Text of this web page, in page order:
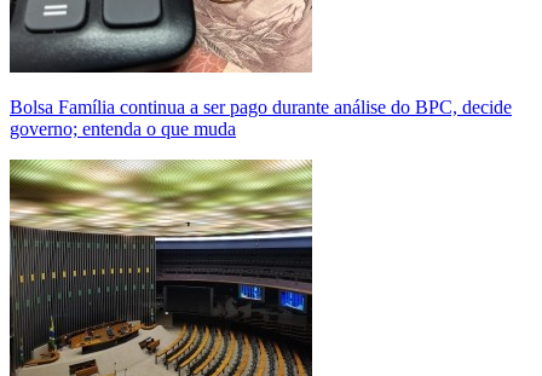
Bolsa Família continua a ser pago durante análise do BPC, decide
governo; entenda o que muda